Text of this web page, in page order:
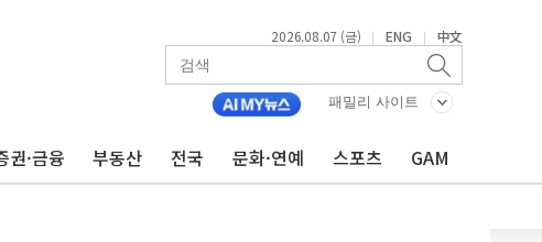
2026.08.07 (금) | ENG | 中文
패밀리 사이트
권·금융 부동산 전국 문화·연예 스포츠 GAM
통항 제한 검토에 유가 3% 급등…금값 보합